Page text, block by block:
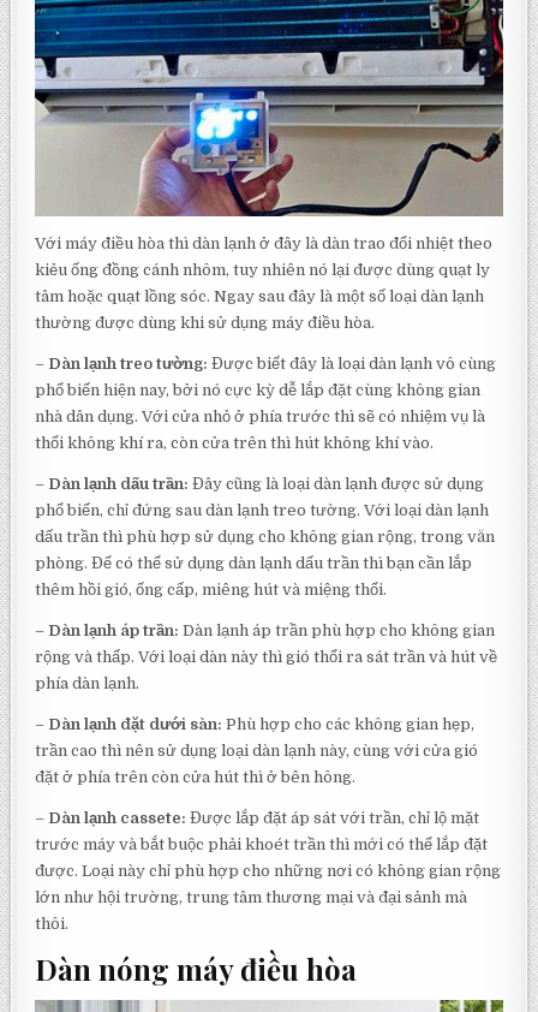
Với máy điều hòa thì dàn lạnh ở đây là dàn trao đổi nhiệt theo
kiẻu ống đồng cánh nhôm, tuy nhiên nó lại được dùng quạt ly
tâm hoặc quạt lồng sóc. Ngay sau đây là một số loại dàn lạnh
thường được dùng khi sử dụng máy điều hòa.
– Dàn lạnh treo tường: Được biết đây là loại dàn lạnh vô cùng
phổ biến hiện nay, bởi nó cực kỳ dễ lắp đặt cùng không gian
nhà dân dụng. Với cửa nhỏ ở phía trước thì sẽ có nhiệm vụ là
thổi không khí ra, còn cửa trên thì hút không khí vào.
– Dàn lạnh dấu trần: Đây cũng là loại dàn lạnh được sử dụng
phổ biến, chỉ đứng sau dàn lạnh treo tường. Với loại dàn lạnh
dấu trần thì phù hợp sử dụng cho không gian rộng, trong văn
phòng. Để có thể sử dụng dàn lạnh dấu trần thì bạn cần lắp
thêm hồi gió, ống cấp, miêng hút và miệng thổi.
– Dàn lạnh áp trần: Dàn lạnh áp trần phù hợp cho không gian
rộng và thấp. Với loại dàn này thì gió thổi ra sát trần và hút về
phía dàn lạnh.
– Dàn lạnh đặt dưới sàn: Phù hợp cho các không gian hẹp,
trần cao thì nên sử dụng loại dàn lạnh này, cùng với cửa gió
đặt ở phía trên còn cửa hút thì ở bên hông.
– Dàn lạnh cassete: Được lắp đặt áp sát với trần, chỉ lộ mặt
trước máy và bắt buộc phải khoét trần thì mới có thể lắp đặt
được. Loại này chỉ phù hợp cho những nơi có không gian rộng
lớn như hội trường, trung tâm thương mại và đại sảnh mà
thôi.
Dàn nóng máy điều hòa